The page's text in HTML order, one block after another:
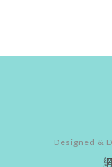
Designed &